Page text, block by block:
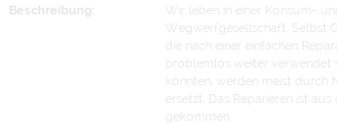
Beschreibung:
Wegwerfgesellschaft. Selbst
die nach einer einfachen
problemlos weiter verwendet
könnten, werden meist durch
ersetzt. Das Reparieren ist aus